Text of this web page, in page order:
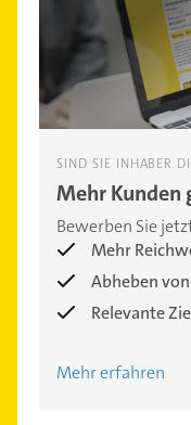
SIND SIE INHABER
Mehr Kunden
Bewerben Sie
Mehr
Abheben
Relevante
Mehr erfahren